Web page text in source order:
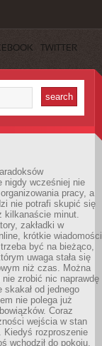
TWITTER
nigdy wcześniej nie
pracy, a
nie potrafi skupić się
kilkanaście minut.
zakładki w
krótkie wiadomości
być na bieżąco,
uwaga stała się
niż czas. Można
zrobić nic naprawdę
skakał od jednego
nie polega już
Coraz
wejścia w stan
Kiedyś rozproszenie
wchodził do pokoju,